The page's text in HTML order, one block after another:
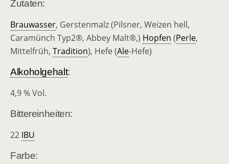
Zutaten:
Brauwasser, Gerstenmalz (Pilsner, Weizen hell,
Caramünch Typ2®, Abbey Malt®,) Hopfen (Perle,
Mittelfrüh, Tradition), Hefe (Ale-Hefe)
Alkoholgehalt:
4,9 % Vol.
Bittereinheiten:
22 IBU
Farbe: